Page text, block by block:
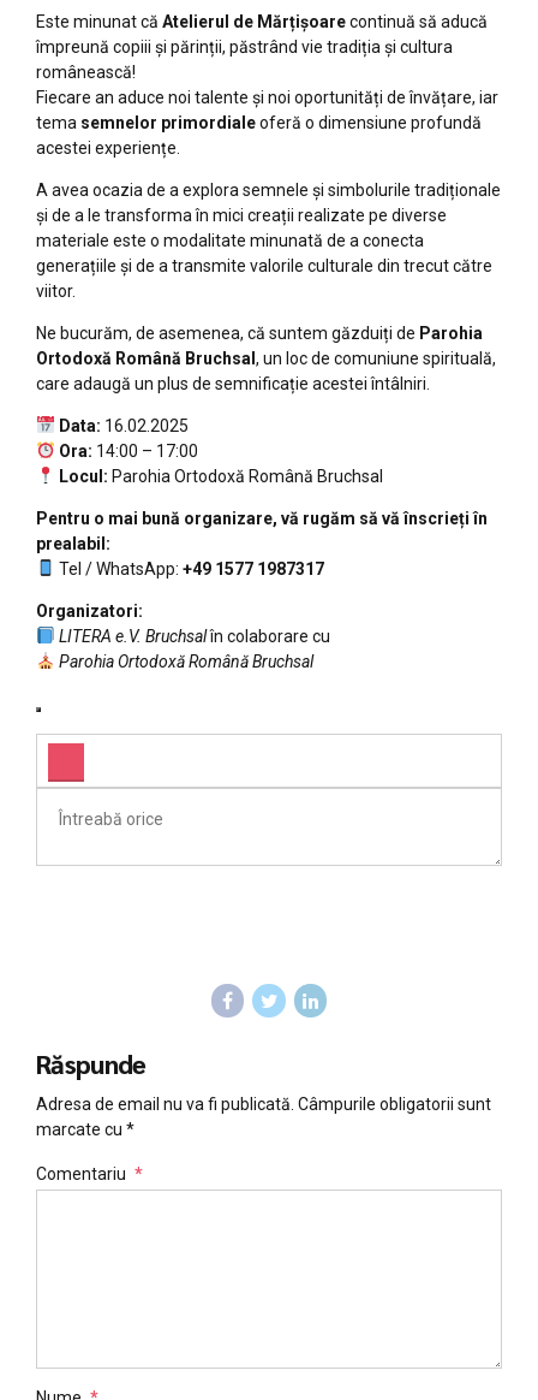
Este minunat că Atelierul de Mărțișoarecontinuă să aducă
împreună copiii și părinții, păstrând vie tradiția și cultura
românească!
Fiecare an aduce noi talente și noi oportunități de învățare, iar
tema semnelor primordialeoferă o dimensiune profundă
acestei experiențe.
A avea ocazia de a explora semnele și simbolurile tradiționale
și de a le transforma în mici creații realizate pe diverse
materiale este o modalitate minunată de a conecta
generațiile și de a transmite valorile culturale din trecut către
viitor.
Ne bucurăm, de asemenea, că suntem găzduiți de Parohia
Ortodoxă Română Bruchsal , un loc de comuniune spirituală,
care adaugă un plus de semnificație acestei întâlniri.
Data: 16.02.2025
Ora: 14:00 – 17:00
Locul: Parohia Ortodoxă Română Bruchsal
Pentru o mai bună organizare, vă rugăm să vă înscrieți în
prealabil:
Tel / WhatsApp: +49 1577 1987317
Organizatori:
LITERA e.V. Bruchsalîn colaborare cu
Parohia Ortodoxă Română Bruchsal
Răspunde
Adresa de email nu va fi publicată. Câmpurile obligatorii sunt
marcate cu *
Comentariu *